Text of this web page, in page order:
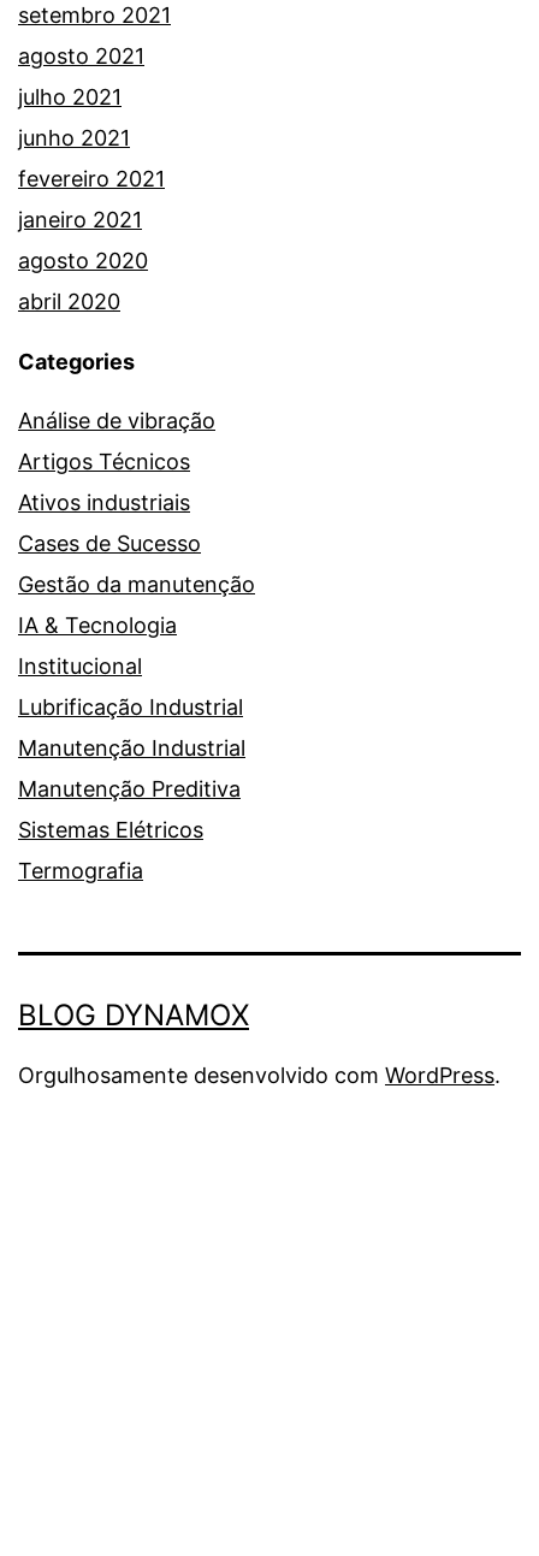
setembro 2021
agosto 2021
julho 2021
junho 2021
fevereiro 2021
janeiro 2021
agosto 2020
abril 2020
Categories
Análise de vibração
Artigos Técnicos
Ativos industriais
Cases de Sucesso
Gestão da manutenção
IA & Tecnologia
Institucional
Lubrificação Industrial
Manutenção Industrial
Manutenção Preditiva
Sistemas Elétricos
Termografia
BLOG DYNAMOX
Orgulhosamente desenvolvido com WordPress.